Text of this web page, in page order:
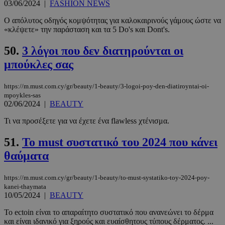
03/06/2024 | FASHION NEWS
Ο απόλυτος οδηγός κομψότητας για καλοκαιρινούς γάμους ώστε να
«κλέψετε» την παράσταση και τα 5 Do's και Dont's.
50. 3 λόγοι που δεν διατηρούνται οι
μπούκλες σας
https://m.must.com.cy/gr/beauty/1-beauty/3-logoi-poy-den-diatiroyntai-oi-
mpoykles-sas
02/06/2024 | BEAUTY
Τι να προσέξετε για να έχετε ένα flawless χτένισμα.
51. Το must συστατικό του 2024 που κάνει
θαύματα
https://m.must.com.cy/gr/beauty/1-beauty/to-must-systatiko-toy-2024-poy-
kanei-thaymata
10/05/2024 | BEAUTY
Το ectoin είναι το απαραίτητο συστατικό που ανανεώνει το δέρμα
και είναι ιδανικό για ξηρούς και ευαίσθητους τύπους δέρματος. ...
σύνδεση χρήστη και τη διαχείριση λογαριασμού.
Ο ιστότοπος δεν μπορεί να χρησιμοποιηθεί σωστά
χωρίς τα απολύτως απαραίτητα cookies.
Πεδίο
PinToTopCookie
__cf_bm
Cloudflare Inc.
.twitter.com
29 λεπτά
Google
Privacy Policy